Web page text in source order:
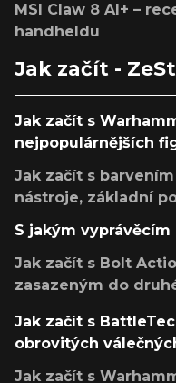
MSI Claw 8 AI+ –
handheldu
Jak začít -
Jak začít s
nejpopulárnějších
Jak začít s
nástroje, základní
S jakým vyprávěcím
Jak začít s Bolt
zasazeným do
Jak začít s
obrovitých
Jak začít s